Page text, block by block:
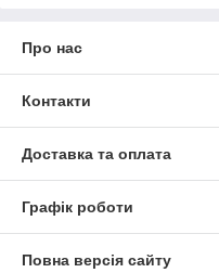
Про нас
Контакти
Доставка та оплата
Графік роботи
Повна версія сайту